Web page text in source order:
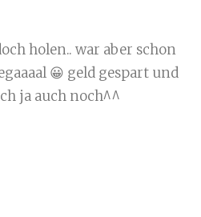
holen.. war aber schon
😀 geld gespart und
ja auch noch^^